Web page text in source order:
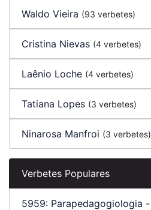
Waldo Vieira (93 verbetes)
Cristina Nievas (4 verbetes)
Laênio Loche (4 verbetes)
Tatiana Lopes (3 verbetes)
Ninarosa Manfroi (3 verbetes)
Verbetes Populares
5959: Parapedagogiologia -